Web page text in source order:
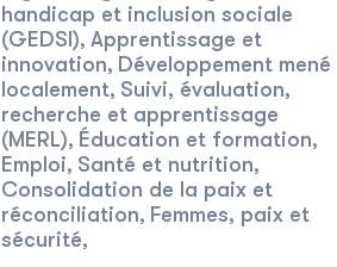
handicap et inclusion sociale
(GEDSI), Apprentissage et
innovation, Développement mené
localement, Suivi, évaluation,
recherche et apprentissage
(MERL), Éducation et formation,
Emploi, Santé et nutrition,
Consolidation de la paix et
réconciliation, Femmes, paix et
sécurité,